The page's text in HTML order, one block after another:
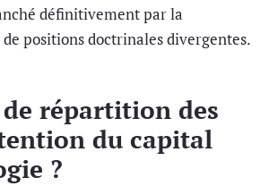
définitivement par la
positions doctrinales divergentes.
répartition des
du capital
?